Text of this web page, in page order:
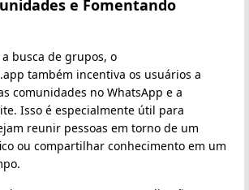
e Fomentando
busca de grupos, o
também incentiva os usuários a
comunidades no WhatsApp e a
Isso é especialmente útil para
reunir pessoas em torno de um
ou compartilhar conhecimento em um